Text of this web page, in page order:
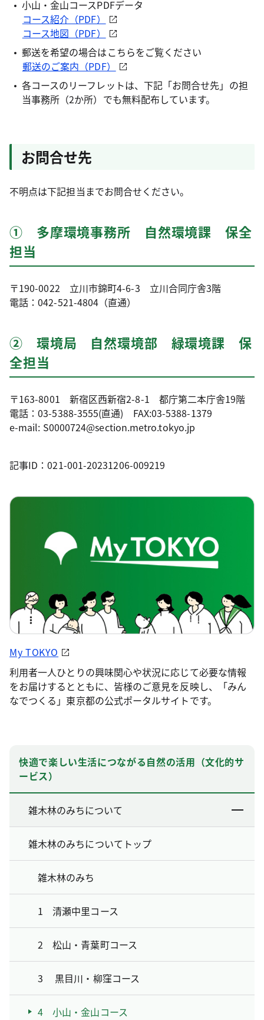
小山・金山コースPDFデータ
コース紹介（PDF）
コース地図（PDF）
郵送を希望の場合はこちらをご覧ください
郵送のご案内（PDF）
各コースのリーフレットは、下記「お問合せ先」の担
当事務所（2か所）でも無料配布しています。
お問合せ先
不明点は下記担当までお問合せください。
① 多摩環境事務所 自然環境課 保全
担当
〒190-0022 立川市錦町4-6-3 立川合同庁舎3階
電話：042-521-4804（直通）
② 環境局 自然環境部 緑環境課 保
全担当
〒163-8001 新宿区西新宿2-8-1 都庁第二本庁舎19階
電話：03-5388-3555(直通) FAX:03-5388-1379
e-mail: S0000724@section.metro.tokyo.jp
記事ID：021-001-20231206-009219
My TOKYO
利用者一人ひとりの興味関心や状況に応じて必要な情報
をお届けするとともに、皆様のご意見を反映し、「みん
なでつくる」東京都の公式ポータルサイトです。
快適で楽しい生活につながる自然の活用（文化的サ
ービス）
雑木林のみちについて
雑木林のみちについてトップ
雑木林のみち
1 清瀬中里コース
2 松山・青葉町コース
3 黒目川・柳窪コース
4 小山・金山コース